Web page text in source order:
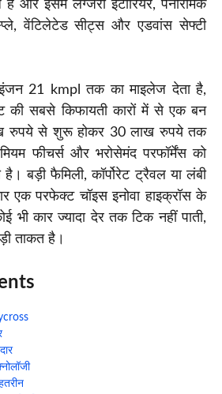
और इसमें लग्जरी इंटीरियर, पैनोरमिक
वेंटिलेटेड सीट्स और एडवांस सेफ्टी
इंजन 21 kmpl तक का माइलेज देता है,
सबसे किफायती कारों में से एक बन
रुपये से शुरू होकर 30 लाख रुपये तक
फीचर्स और भरोसेमंद परफॉर्मेंस को
बड़ी फैमिली, कॉर्पोरेट ट्रैवल या लंबी
एक परफेक्ट चॉइस इनोवा हाइक्रॉस के
भी कार ज्यादा देर तक टिक नहीं पाती,
ताकत है।